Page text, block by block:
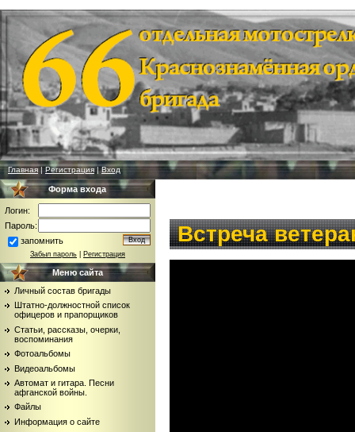
Главная|Регистрация|Вход
Форма входа
Логин:
Пароль:
запомнить
Забыл пароль Регистрация
Меню сайта
Личный состав бригады
Штатно-должностной список
офицеров и прапорщиков
Статьи, рассказы, очерки,
воспоминания
Фотоальбомы
Видеоальбомы
Автомат и гитара. Песни
афганской войны.
Файлы
Информация о сайте
Встреча